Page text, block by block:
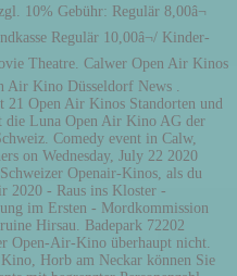
10% Gebühr: Regulär 8,00â¬
Regulär 10,00â¬/ Kinder-
Theatre. Calwer Open Air Kinos
Air Kino Düsseldorf News .
Open Air Kinos Standorten und
die Luna Open Air Kino AG der
Comedy event in Calw,
on Wednesday, July 22 2020
Openair-Kinos, als du
2020 - Raus ins Kloster -
im Ersten - Mordkommission
Hirsau. Badepark 72202
Open-Air-Kino überhaupt nicht.
Horb am Neckar können Sie